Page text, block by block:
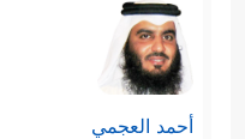
أحمد العجمي